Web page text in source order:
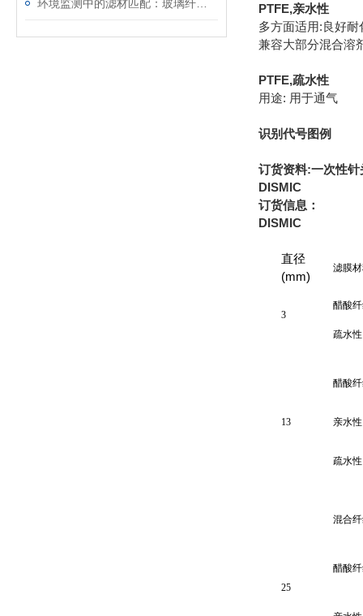
PTFE,亲水性
多方面适用:良好耐
兼容大部分混合溶
PTFE,疏水性
用途: 用于通气
识别代号图例
订货资料:一次性针
DISMIC
订货信息：
DISMIC
直径
(mm)
滤膜
3
醋酸
疏水
13
醋酸
亲水
疏水
25
混合
醋酸